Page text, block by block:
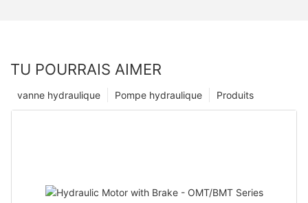
TU POURRAIS AIMER
Produits
Pompe hydraulique
vanne hydraulique